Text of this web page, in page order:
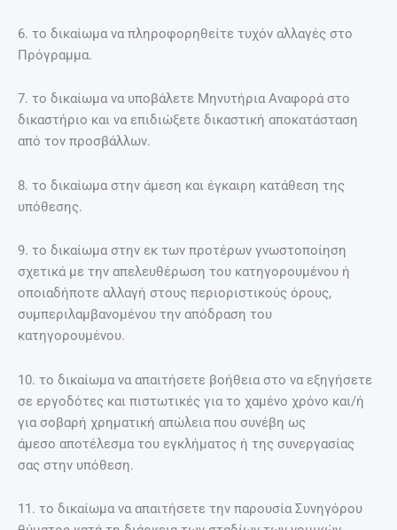
6. το δικαίωµα να πληροφορηθείτε τυχόν αλλαγές στο
Πρόγραµµα.
7. το δικαίωµα να υποβάλετε Μηνυτήρια Αναφορά στο
δικαστήριο και να επιδιώξετε δικαστική αποκατάσταση
από τον προσβάλλων.
8. το δικαίωµα στην άµεση και έγκαιρη κατάθεση της
υπόθεσης.
9. το δικαίωµα στην εκ των προτέρων γνωστοποίηση
σχετικά µε την απελευθέρωση του κατηγορουµένου ή
οποιαδήποτε αλλαγή στους περιοριστικούς όρους,
συµπεριλαµβανοµένου την απόδραση του
κατηγορουµένου.
10. το δικαίωµα να απαιτήσετε βοήθεια στο να εξηγήσετε
σε εργοδότες και πιστωτικές για το χαµένο χρόνο και/ή
για σοβαρή χρηµατική απώλεια που συνέβη ως
άµεσο αποτέλεσµα του εγκλήµατος ή της συνεργασίας
σας στην υπόθεση.
11. το δικαίωµα να απαιτήσετε την παρουσία Συνηγόρου